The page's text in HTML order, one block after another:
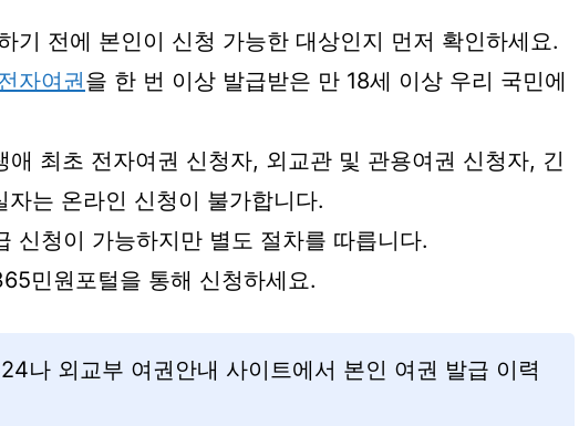
기 전에 본인이 신청 가능한 대상인지 먼저 확인하세요.
자여권을 한 번 이상 발급받은 만 18세 이상 우리 국민에
애 최초 전자여권 신청자, 외교관 및 관용여권 신청자, 긴
는 온라인 신청이 불가합니다.
신청이 가능하지만 별도 절차를 따릅니다.
민원포털을 통해 신청하세요.
나 외교부 여권안내 사이트에서 본인 여권 발급 이력